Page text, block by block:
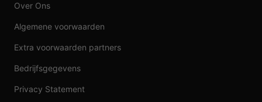
Over Ons
Algemene voorwaarden
Extra voorwaarden partners
Bedrijfsgegevens
Privacy Statement